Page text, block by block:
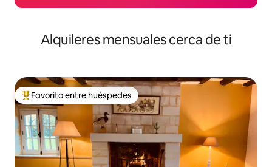
Alquileres mensuales cerca de ti
Favorito entre huéspedes preferido
Favorito entre huéspedes